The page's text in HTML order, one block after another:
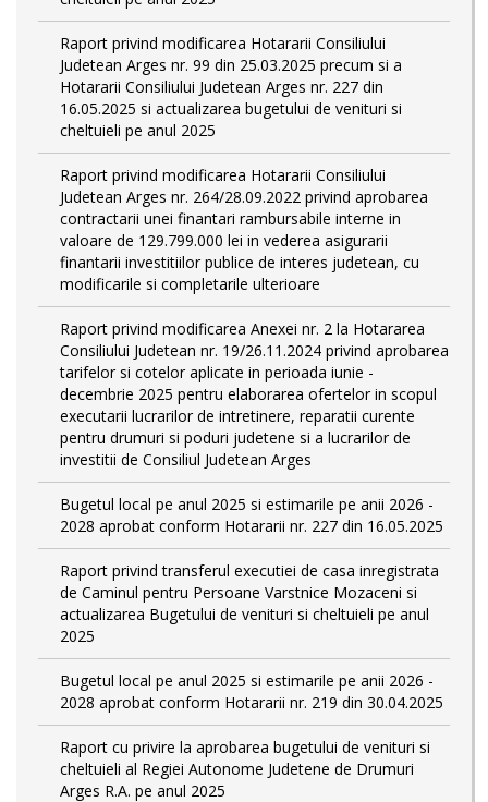
Raport privind modificarea Hotararii Consiliului
Judetean Arges nr. 99 din 25.03.2025 precum si a
Hotararii Consiliului Judetean Arges nr. 227 din
16.05.2025 si actualizarea bugetului de venituri si
cheltuieli pe anul 2025
Raport privind modificarea Hotararii Consiliului
Judetean Arges nr. 264/28.09.2022 privind aprobarea
contractarii unei finantari rambursabile interne in
valoare de 129.799.000 lei in vederea asigurarii
finantarii investitiilor publice de interes judetean, cu
modificarile si completarile ulterioare
Raport privind modificarea Anexei nr. 2 la Hotararea
Consiliului Judetean nr. 19/26.11.2024 privind aprobarea
tarifelor si cotelor aplicate in perioada iunie -
decembrie 2025 pentru elaborarea ofertelor in scopul
executarii lucrarilor de intretinere, reparatii curente
pentru drumuri si poduri judetene si a lucrarilor de
investitii de Consiliul Judetean Arges
Bugetul local pe anul 2025 si estimarile pe anii 2026 -
2028 aprobat conform Hotararii nr. 227 din 16.05.2025
Raport privind transferul executiei de casa inregistrata
de Caminul pentru Persoane Varstnice Mozaceni si
actualizarea Bugetului de venituri si cheltuieli pe anul
2025
Bugetul local pe anul 2025 si estimarile pe anii 2026 -
2028 aprobat conform Hotararii nr. 219 din 30.04.2025
Raport cu privire la aprobarea bugetului de venituri si
cheltuieli al Regiei Autonome Judetene de Drumuri
Arges R.A. pe anul 2025